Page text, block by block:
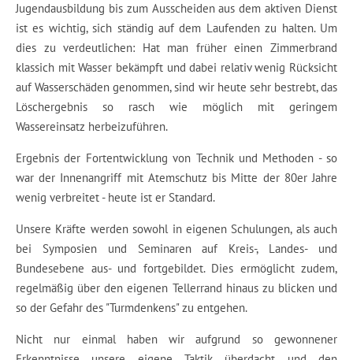
Jugendausbildung bis zum Ausscheiden aus dem aktiven Dienst
ist es wichtig, sich ständig auf dem Laufenden zu halten. Um
dies zu verdeutlichen: Hat man früher einen Zimmerbrand
klassich mit Wasser bekämpft und dabei relativ wenig Rücksicht
auf Wasserschäden genommen, sind wir heute sehr bestrebt, das
Löschergebnis so rasch wie möglich mit geringem
Wassereinsatz herbeizuführen.
Ergebnis der Fortentwicklung von Technik und Methoden - so
war der Innenangriff mit Atemschutz bis Mitte der 80er Jahre
wenig verbreitet - heute ist er Standard.
Unsere Kräfte werden sowohl in eigenen Schulungen, als auch
bei Symposien und Seminaren auf Kreis-, Landes- und
Bundesebene aus- und fortgebildet. Dies ermöglicht zudem,
regelmäßig über den eigenen Tellerrand hinaus zu blicken und
so der Gefahr des "Turmdenkens" zu entgehen.
Nicht nur einmal haben wir aufgrund so gewonnener